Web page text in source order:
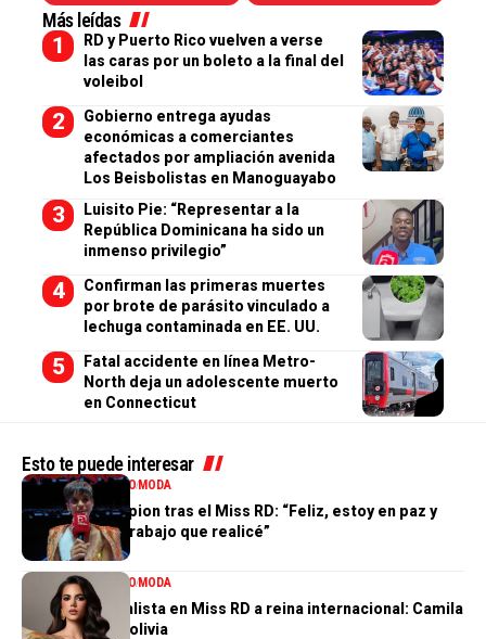
Más leídas
RD y Puerto Rico vuelven a verse
las caras por un boleto a la final del
voleibol
Gobierno entrega ayudas
económicas a comerciantes
afectados por ampliación avenida
Los Beisbolistas en Manoguayabo
Luisito Pie: “Representar a la
República Dominicana ha sido un
inmenso privilegio”
Confirman las primeras muertes
por brote de parásito vinculado a
lechuga contaminada en EE. UU.
Fatal accidente en línea Metro-
North deja un adolescente muerto
en Connecticut
Esto te puede interesar
ENTRETENIMIENTOMODA
Valentina Campion tras el Miss RD: “Feliz, estoy en paz y
orgullosa del trabajo que realicé”
ENTRETENIMIENTOMODA
De tercera finalista en Miss RD a reina internacional: Camila
Issa rumbo a Bolivia